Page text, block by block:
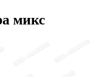
микс